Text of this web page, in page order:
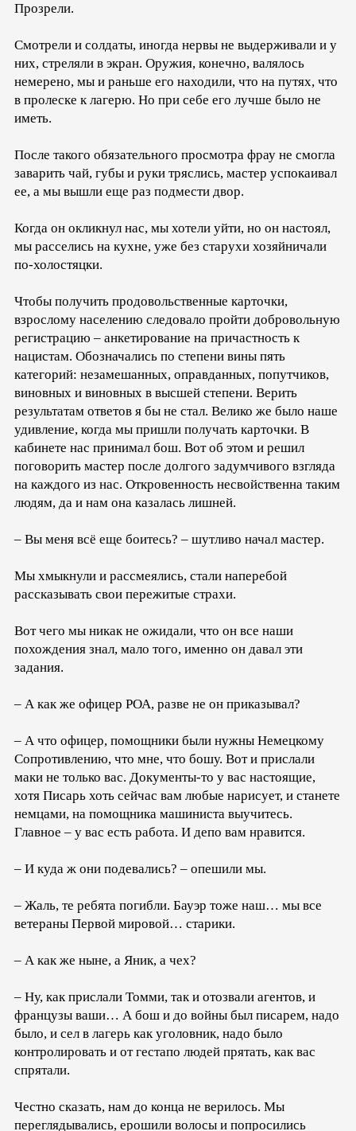
Прозрели.
Смотрели и солдаты, иногда нервы не выдерживали и у
них, стреляли в экран. Оружия, конечно, валялось
немерено, мы и раньше его находили, что на путях, что
в пролеске к лагерю. Но при себе его лучше было не
иметь.
После такого обязательного просмотра фрау не смогла
заварить чай, губы и руки тряслись, мастер успокаивал
ее, а мы вышли еще раз подмести двор.
Когда он окликнул нас, мы хотели уйти, но он настоял,
мы расселись на кухне, уже без старухи хозяйничали
по-холостяцки.
Чтобы получить продовольственные карточки,
взрослому населению следовало пройти добровольную
регистрацию – анкетирование на причастность к
нацистам. Обозначались по степени вины пять
категорий: незамешанных, оправданных, попутчиков,
виновных и виновных в высшей степени. Верить
результатам ответов я бы не стал. Велико же было наше
удивление, когда мы пришли получать карточки. В
кабинете нас принимал бош. Вот об этом и решил
поговорить мастер после долгого задумчивого взгляда
на каждого из нас. Откровенность несвойственна таким
людям, да и нам она казалась лишней.
– Вы меня всё еще боитесь? – шутливо начал мастер.
Мы хмыкнули и рассмеялись, стали наперебой
рассказывать свои пережитые страхи.
Вот чего мы никак не ожидали, что он все наши
похождения знал, мало того, именно он давал эти
задания.
– А как же офицер РОА, разве не он приказывал?
– А что офицер, помощники были нужны Немецкому
Сопротивлению, что мне, что бошу. Вот и прислали
маки не только вас. Документы-то у вас настоящие,
хотя Писарь хоть сейчас вам любые нарисует, и станете
немцами, на помощника машиниста выучитесь.
Главное – у вас есть работа. И депо вам нравится.
– И куда ж они подевались? – опешили мы.
– Жаль, те ребята погибли. Бауэр тоже наш… мы все
ветераны Первой мировой… старики.
– А как же ныне, а Яник, а чех?
– Ну, как прислали Томми, так и отозвали агентов, и
французы ваши… А бош и до войны был писарем, надо
было, и сел в лагерь как уголовник, надо было
контролировать и от гестапо людей прятать, как вас
спрятали.
Честно сказать, нам до конца не верилось. Мы
переглядывались, ерошили волосы и попросились